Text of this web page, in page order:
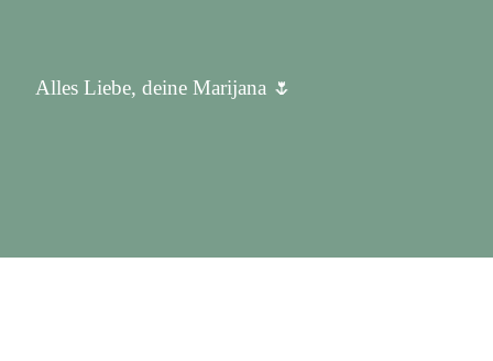
Alles Liebe, deine Marijana 🌷